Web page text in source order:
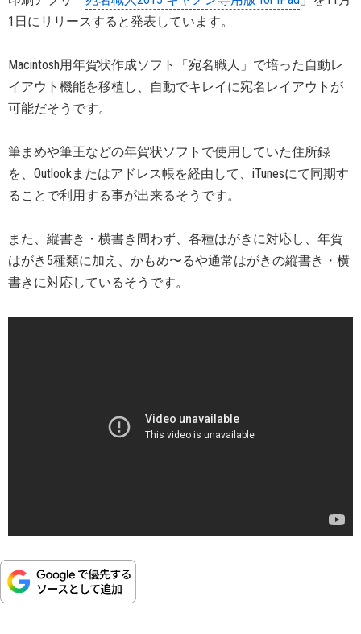
1日にリリースすると発表しています。
Macintosh用年賀状作成ソフト「宛名職人」で培った自動レ
イアウト機能を移植し、自動でキレイに宛名レイアウトが
可能だそうです。
筆まめや筆王などの年賀状ソフトで使用していた住所録
を、Outlookまたはアドレス帳を経由して、iTunesにて同期す
ることで利用する事が出来るそうです。
また、縦書き・横書き問わず、各種はがきに対応し、年賀
はがき5種類に加え、かもめ〜るや通常はがきの縦書き・横
書きに対応しているそうです。